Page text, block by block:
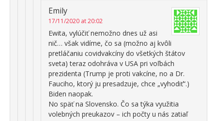
Emily
17/11/2020 at 20:02
Ewita, vylúčiť nemožno dnes už asi
nič… však vidíme, čo sa (možno aj kvôli
pretláčaniu covidvakcíny do všetkých štátov
sveta) teraz odohráva v USA pri voľbách
prezidenta (Trump je proti vakcíne, no a Dr.
Fauciho, ktorý ju presadzuje, chce „vyhodiť“.)
Biden naopak.
No späť na Slovensko. Čo sa týka využitia
volebných preukazov – ich počty u nás zatiaľ